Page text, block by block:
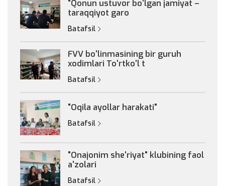
"Qonun ustuvor bo'lgan jamiyat –
taraqqiyot garo
Batafsil
FVV bo'linmasining bir guruh
xodimlari To'rtko'l t
Batafsil
"Oqila ayollar harakati"
Batafsil
"Onajonim she'riyat" klubining faol
a'zolari
Batafsil